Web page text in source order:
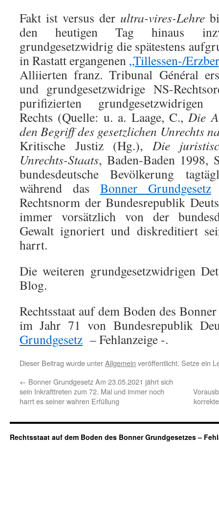
Fakt ist versus der ultra-vires-Lehre
den heutigen Tag hinaus
grundgesetzwidrig die spätestens
in Rastatt ergangenen „Tillessen-/
Alliierten franz. Tribunal Général
und grundgesetzwidrige NS-
purifizierten grundgesetzwidrigen
Rechts (Quelle: u. a. Laage, C.,Die
den Begriff des gesetzlichen Unrechts
Kritische Justiz (Hg.), Die
Unrechts-Staats, Baden-Baden 1998,
bundesdeutsche Bevölkerung
während das Bonner Grundgesetz
Rechtsnorm der Bundesrepublik
immer vorsätzlich von der
Gewalt ignoriert und diskreditiert
harrt.
Die weiteren grundgesetzwidrigen
Blog.
Rechtsstaat auf dem Boden des
im Jahr 71 von Bundesrepublik
Grundgesetz – Fehlanzeige -.
Dieser Beitrag wurde unterAllgemein veröffentlicht. Setze ein
← Bonner Grundgesetz Am 23.05.2021 jährt sich
sein Inkrafttreten zum 72. Mal und immer noch
harrt es seiner wahren Erfüllung
Rechtsstaat auf dem Boden des Bonner Grundgesetzes –